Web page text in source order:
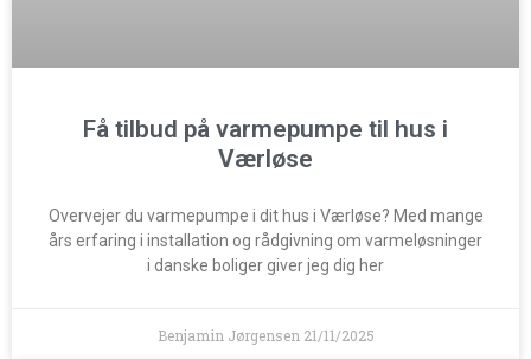
Få tilbud på varmepumpe til hus i
Værløse
Overvejer du varmepumpe i dit hus i Værløse? Med mange
års erfaring i installation og rådgivning om varmeløsninger
i danske boliger giver jeg dig her
Benjamin Jørgensen 21/11/2025